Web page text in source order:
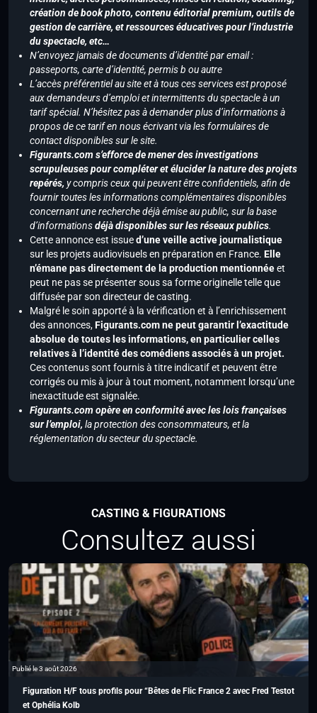
création de book photo, contenu éditorial premium, outils de
gestion de carrière, et ressources éducatives pour l’industrie
du spectacle, etc…
N’envoyez jamais de documents d’identité par email :
passeports, carte d’identité, permis b ou autre
L’accès préférentiel au site et à tous ces services est proposé
aux demandeurs d’emploi et intermittents du spectacle à un
tarif spécial. N’hésitez pas à demander plus d’informations à
propos de ce tarif en nous écrivant via les formulaires de
contact disponibles sur le site.
Figurants.com s’efforce de mener des investigations
scrupuleuses pour compléter et élucider la nature des projets
repérés, y compris ceux qui peuvent être confidentiels, afin de
fournir toutes les informations complémentaires disponibles
concernant une recherche déjà émise au public, sur la base
d’informationsdéjà disponibles sur les réseaux publics.
Cette annonce est issued’une veille active journalistique
sur les projets audiovisuels en préparation en France. Elle
n’émane pas directement de la production mentionnéeet
peut ne pas se présenter sous sa forme originelle telle que
diffusée par son directeur de casting.
Malgré le soin apporté à la vérification et à l’enrichissement
des annonces,Figurants.com ne peut garantir l’exactitude
absolue de toutes les informations, en particulier celles
relatives à l’identité des comédiens associés à un projet.
Ces contenus sont fournis à titre indicatif et peuvent être
corrigés ou mis à jour à tout moment, notamment lorsqu’une
inexactitude est signalée.
Figurants.com opère en conformité avec les lois françaises
sur l’emploi, la protection des consommateurs, et la
réglementation du secteur du spectacle.
CASTING & FIGURATIONS
Consultez aussi
Publié le 3 août 2026
Figuration H/F tous profils pour “Bêtes de Flic France 2 avec Fred Testot
et Ophélia Kolb